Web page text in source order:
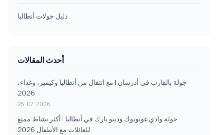
دليل جولات أنطاليا
أحدث المقالات
جولة بالقارب في أدرسان | مع انتقال من أنطاليا وكيمير، وغداء،
2026
25-07-2026
جولة وادي غويونوك ودينو بارك في أنطاليا | أكثر نشاط ممتع
للعائلات مع الأطفال 2026